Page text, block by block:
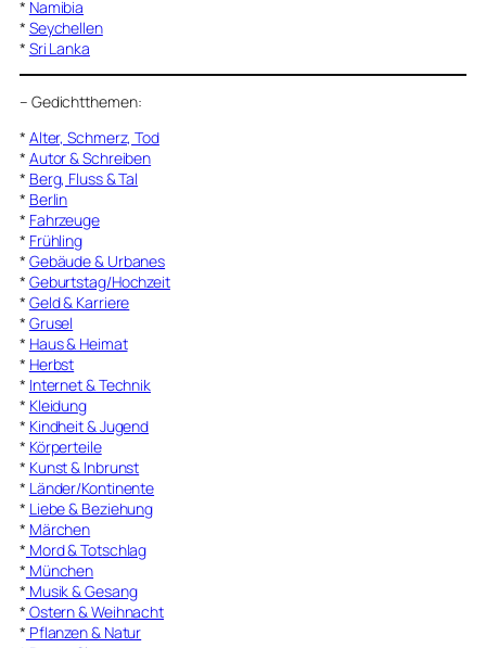
* Namibia
* Seychellen
* Sri Lanka
– Gedichtthemen:
* Alter, Schmerz, Tod
* Autor & Schreiben
* Berg, Fluss & Tal
* Berlin
* Fahrzeuge
* Frühling
* Gebäude & Urbanes
* Geburtstag/Hochzeit
* Geld & Karriere
* Grusel
* Haus & Heimat
* Herbst
* Internet & Technik
* Kleidung
* Kindheit & Jugend
* Körperteile
* Kunst & Inbrunst
* Länder/Kontinente
* Liebe & Beziehung
* Märchen
* Mord & Totschlag
* München
* Musik & Gesang
* Ostern & Weihnacht
* Pflanzen & Natur